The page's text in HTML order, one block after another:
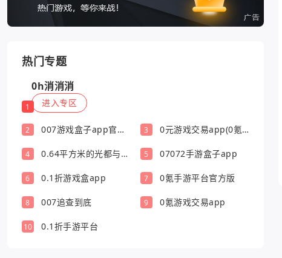
热门专题
1
0h消消消
进入专区
2
007游戏盒子app官方
3
0元游戏交易app(0氪
4
0.64平方米的光都与你
5 07072手游盒子app
6 0.1折游戏盒app 7 0氪手游平台官方版
8 007追查到底 9 0氪游戏交易app
10 0.1折手游平台